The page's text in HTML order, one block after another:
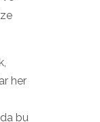
her
bu